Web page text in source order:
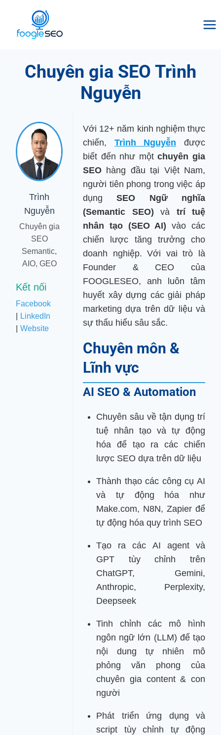
content
Chuyên gia SEO Trình
Nguyễn
Trình
Nguyễn
Chuyên gia
SEO
Semantic,
AIO, GEO
Kết nối
Facebook
| LinkedIn
| Website
Với 12+ năm kinh nghiệm thực
chiến, Trình Nguyễn được
biết đến như mộtchuyên gia
SEO hàng đầu tại Việt Nam,
người tiên phong trong việc áp
dụngSEO Ngữ nghĩa
(Semantic SEO) và trí tuệ
nhân tạo (SEO AI) vào các
chiến lược tăng trưởng cho
doanh nghiệp. Với vai trò là
Founder & CEO của
FOOGLESEO, anh luôn tâm
huyết xây dựng các giải pháp
marketing dựa trên dữ liệu và
sự thấu hiểu sâu sắc.
Chuyên môn &
Lĩnh vực
AI SEO & Automation
Chuyên sâu về tận dụng trí
tuệ nhân tạo và tự động
hóa để tạo ra các chiến
lược SEO dựa trên dữ liệu
Thành thạo các công cụ AI
và tự động hóa như
Make.com, N8N, Zapier để
tự động hóa quy trình SEO
Tạo ra các AI agent và
GPT tùy chỉnh trên
ChatGPT, Gemini,
Anthropic, Perplexity,
Deepseek
Tinh chỉnh các mô hình
ngôn ngữ lớn (LLM) để tạo
nội dung tự nhiên mô
phỏng văn phong của
chuyên gia content & con
người
Phát triển ứng dụng và
script tùy chỉnh tự động